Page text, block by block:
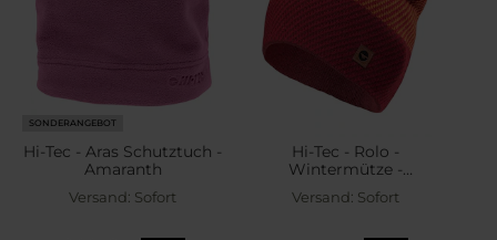
SONDERANGEBOT
Hi-Tec - Aras Schutztuch -
Amaranth
Versand: Sofort
Hi-Tec - Rolo -
Wintermütze -
Salsa/Bright Marigold
Versand: Sofort